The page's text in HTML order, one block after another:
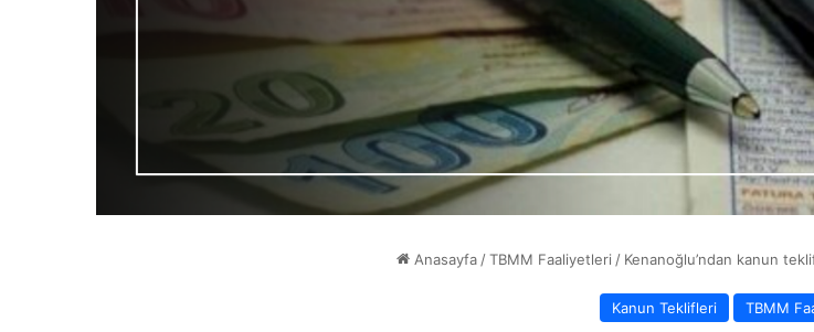
Anasayfa /TBMM Faaliyetleri / Kenanoğlu’ndan kanun
Kanun Teklifleri TBMM